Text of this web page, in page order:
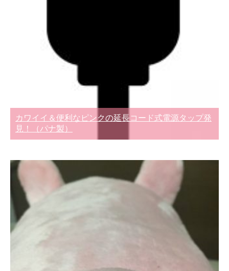
カワイイ＆便利なピンクの延長コード式電源タップ発
見！（パナ製）